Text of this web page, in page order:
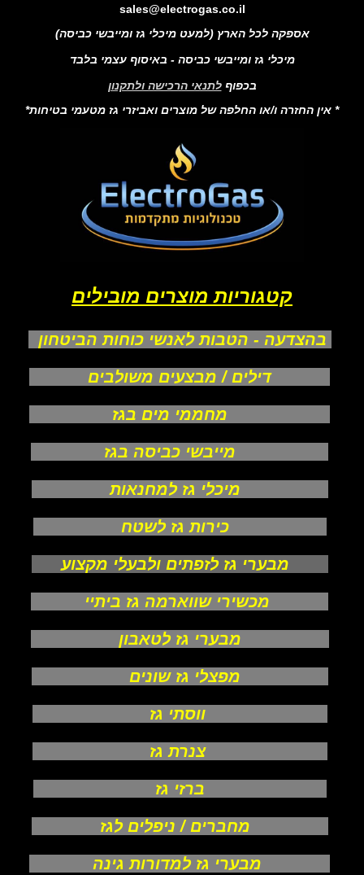
sales@electrogas.co.il
אספקה לכל הארץ (למעט מיכלי גז ומייבשי כביסה)
מיכלי גז ומייבשי כביסה - באיסוף עצמי בלבד
בכפוף לתנאי הרכישה ולתקנון
* אין החזרה ו/או החלפה של מוצרים ואביזרי גז מטעמי בטיחות*
קטגוריות מוצרים מובילים
בהצדעה - הטבות לאנשי כוחות הביטחון
דילים / מבצעים משולבים
מחממי מים בגז
מייבשי כביסה בגז
מיכלי גז למחנאות
כירות גז לשטח
מבערי גז לזפתים ולבעלי מקצוע
מכשירי שווארמה גז ביתיי
מבערי גז לטאבון
מפצלי גז שונים
ווסתי גז
צנרת גז
ברזי גז
מחברים / ניפלים לגז
מבערי גז למדורות גינה